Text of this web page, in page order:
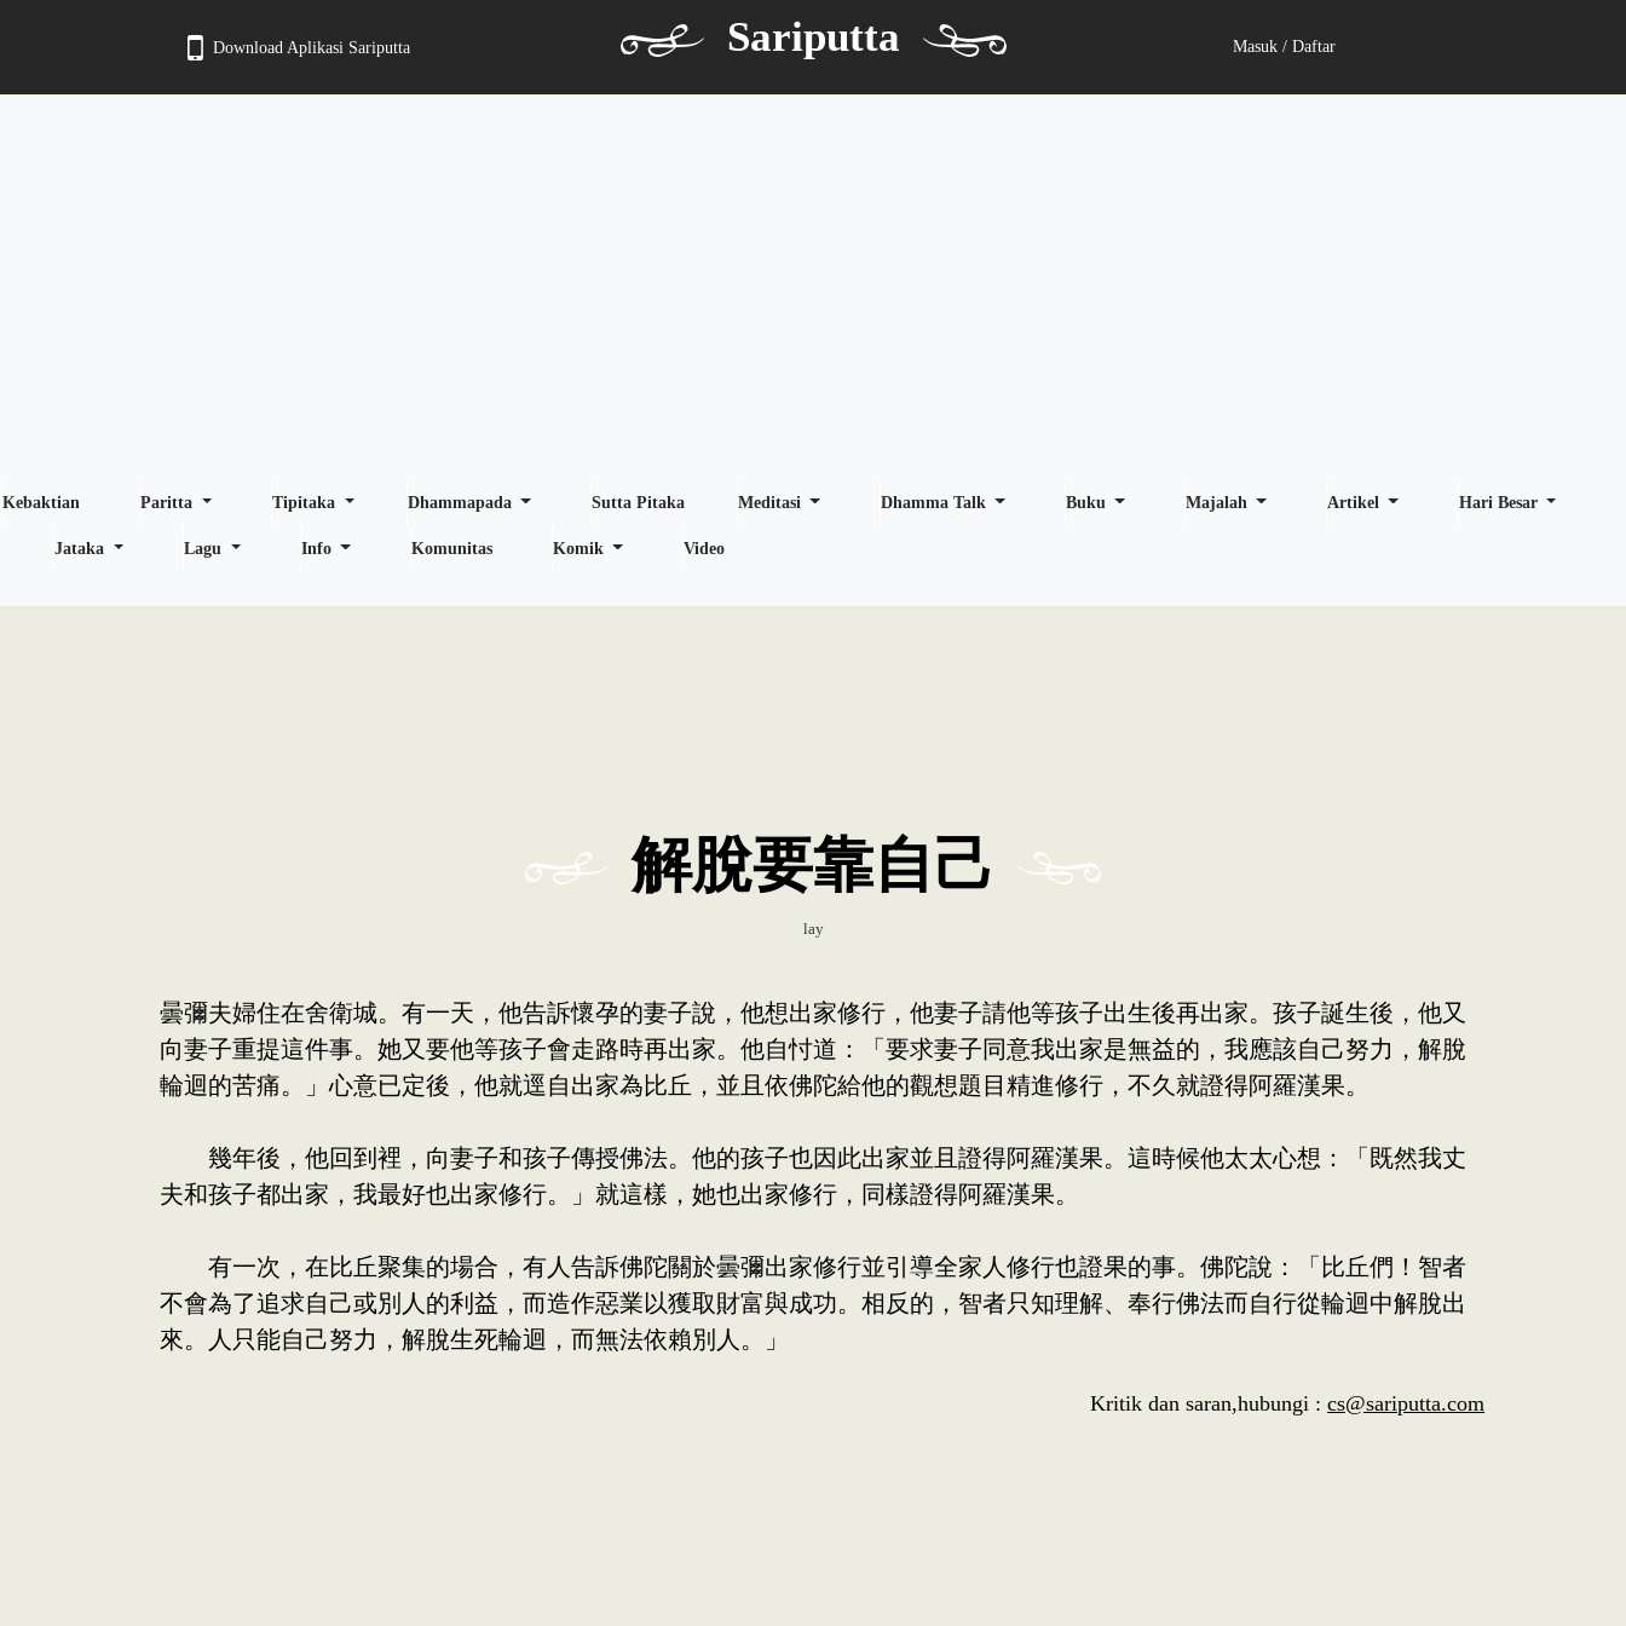
Download Aplikasi Sariputta Sariputta Masuk / Daftar
Kebaktian Paritta Tipitaka Dhammapada Sutta Pitaka Meditasi Dhamma Talk Buku Majalah Artikel Hari Besar
Jataka Lagu Info Komunitas Komik Video
解脫要靠自己
lay
曇彌夫婦住在舍衛城。有一天，他告訴懷孕的妻子說，他想出家修行，他妻子請他等孩子出生後再出家。孩子誕生後，他又
向妻子重提這件事。她又要他等孩子會走路時再出家。他自忖道：「要求妻子同意我出家是無益的，我應該自己努力，解脫
輪迴的苦痛。」心意已定後，他就逕自出家為比丘，並且依佛陀給他的觀想題目精進修行，不久就證得阿羅漢果。
幾年後，他回到裡，向妻子和孩子傳授佛法。他的孩子也因此出家並且證得阿羅漢果。這時候他太太心想：「既然我丈
夫和孩子都出家，我最好也出家修行。」就這樣，她也出家修行，同樣證得阿羅漢果。
有一次，在比丘聚集的場合，有人告訴佛陀關於曇彌出家修行並引導全家人修行也證果的事。佛陀說：「比丘們！智者
不會為了追求自己或別人的利益，而造作惡業以獲取財富與成功。相反的，智者只知理解、奉行佛法而自行從輪迴中解脫出
來。人只能自己努力，解脫生死輪迴，而無法依賴別人。」
Kritik dan saran,hubungi : cs@sariputta.com